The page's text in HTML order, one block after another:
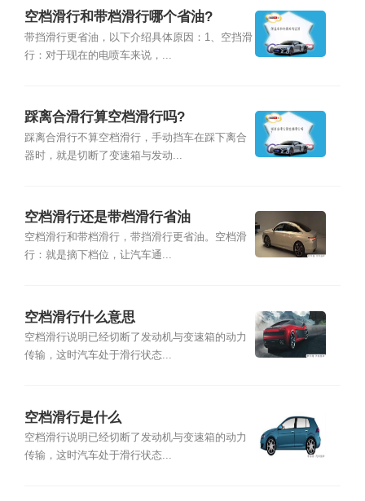
空档滑行和带档滑行哪个省油?
带挡滑行更省油，以下介绍具体原因：1、空挡滑
行：对于现在的电喷车来说，...
踩离合滑行算空档滑行吗?
踩离合滑行不算空档滑行，手动挡车在踩下离合
器时，就是切断了变速箱与发动...
空档滑行还是带档滑行省油
空档滑行和带档滑行，带挡滑行更省油。空档滑
行：就是摘下档位，让汽车通...
空档滑行什么意思
空档滑行说明已经切断了发动机与变速箱的动力
传输，这时汽车处于滑行状态...
空档滑行是什么
空档滑行说明已经切断了发动机与变速箱的动力
传输，这时汽车处于滑行状态...